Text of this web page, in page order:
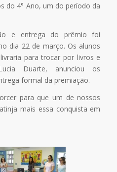
do 4° Ano, um do período da
e entrega do prêmio foi
dia 22 de março. Os alunos
para trocar por livros e
Duarte, anunciou os
formal da premiação.
para que um de nossos
mais essa conquista em